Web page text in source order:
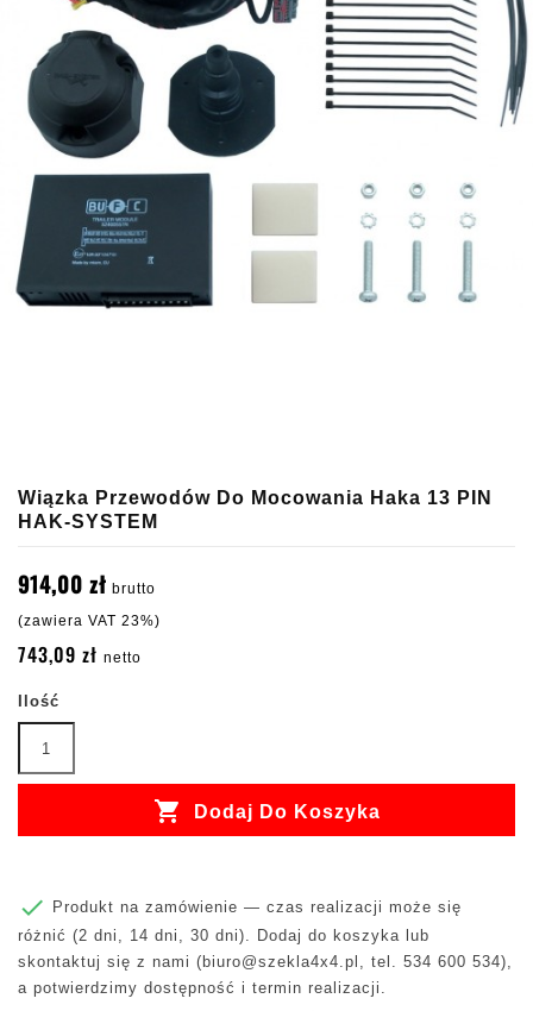
Wiązka Przewodów Do Mocowania Haka 13 PIN
HAK-SYSTEM
914,00 zł brutto
(zawiera VAT 23%)
743,09 zł netto
Ilość
 Dodaj Do Koszyka

Produkt na zamówienie — czas realizacji może się
różnić (2 dni, 14 dni, 30 dni). Dodaj do koszyka lub
skontaktuj się z nami ( biuro@szekla4x4.pl , tel. 534 600 534),
a potwierdzimy dostępność i termin realizacji.